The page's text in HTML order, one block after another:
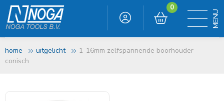
0
home uitgelicht
1-16mm zelfspannende boorhouder
conisch